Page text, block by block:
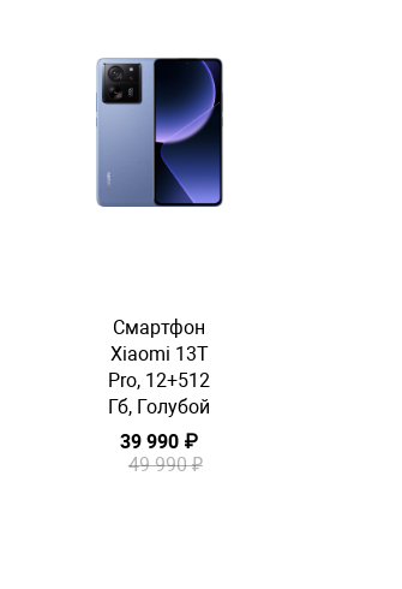
Смартфон
Xiaomi 13T
Pro, 12+512
Гб, Голубой
39 990 ₽
49 990 ₽